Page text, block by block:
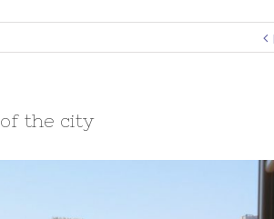
the city